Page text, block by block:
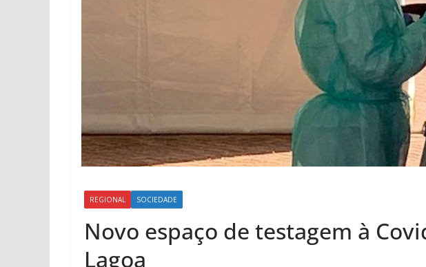
REGIONAL SOCIEDADE
Novo espaço de testagem à
Lagoa